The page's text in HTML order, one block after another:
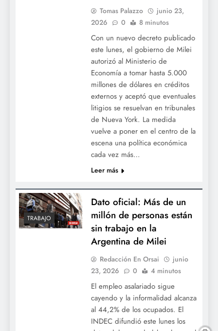
Tomas Palazzo
junio 23,
2026
0 8 minutos
Con un nuevo decreto publicado
este lunes, el gobierno de Milei
autorizó al Ministerio de
Economía a tomar hasta 5.000
millones de dólares en créditos
externos y aceptó que eventuales
litigios se resuelvan en tribunales
de Nueva York. La medida
vuelve a poner en el centro de la
escena una política económica
cada vez más…
Leer más
TRABAJO
Dato oficial: Más de un
millón de personas están
sin trabajo en la
Argentina de Milei
Redacción En Orsai
junio
23, 2026
0 4 minutos
El empleo asalariado sigue
cayendo y la informalidad alcanza
al 44,2% de los ocupados. El
INDEC difundió este lunes los